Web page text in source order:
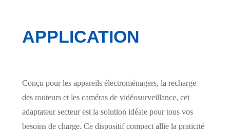
APPLICATION
Conçu pour les appareils électroménagers, la recharge
des routeurs et les caméras de vidéosurveillance, cet
adaptateur secteur est la solution idéale pour tous vos
besoins de charge. Ce dispositif compact allie la praticité